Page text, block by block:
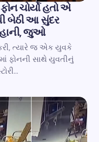
ચોર્યો હતો એ
બેઠી આ સુંદર
જુઓ
ત્યારે જ એક યુવકે
ફોનની સાથે યુવતીનું